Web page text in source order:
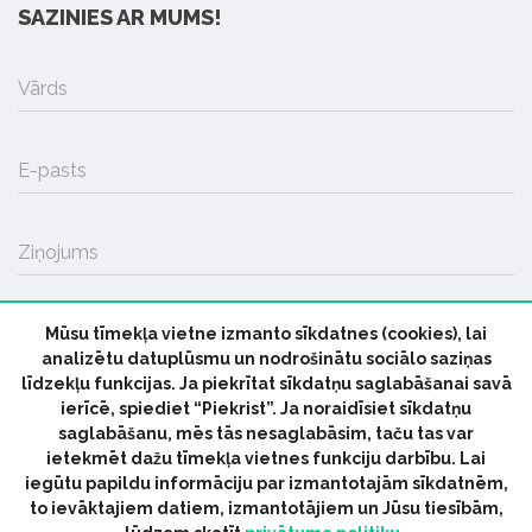
SAZINIES AR MUMS!
Vārds
E-pasts
Ziņojums
SŪTĪT
© 2026 parmuziku.lv, visas tiesības paturētas
Mūsu tīmekļa vietne izmanto sīkdatnes (cookies), lai
analizētu datuplūsmu un nodrošinātu sociālo saziņas
līdzekļu funkcijas. Ja piekrītat sīkdatņu saglabāšanai savā
ierīcē, spiediet “Piekrist”. Ja noraidīsiet sīkdatņu
saglabāšanu, mēs tās nesaglabāsim, taču tas var
ietekmēt dažu tīmekļa vietnes funkciju darbību. Lai
iegūtu papildu informāciju par izmantotajām sīkdatnēm,
to ievāktajiem datiem, izmantotājiem un Jūsu tiesībām,